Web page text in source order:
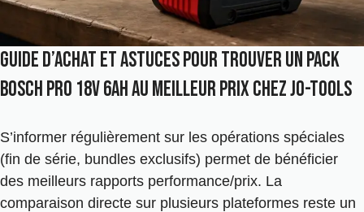
Guide d’achat et astuces pour trouver un Pack
Bosch Pro 18V 6Ah au meilleur prix chez Jo-Tools
S’informer régulièrement sur les opérations spéciales
(fin de série, bundles exclusifs) permet de bénéficier
des meilleurs rapports performance/prix. La
comparaison directe sur plusieurs plateformes reste un